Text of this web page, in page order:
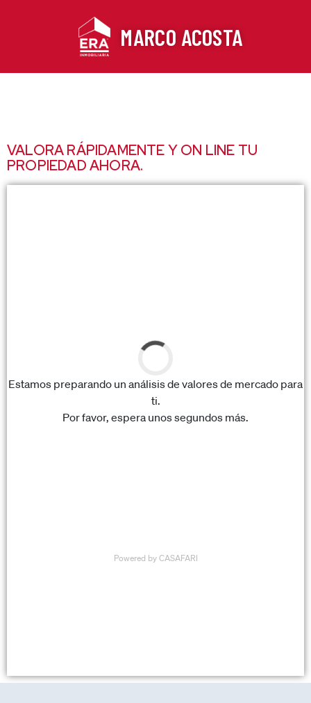
MARCO ACOSTA
VALORA RÁPIDAMENTE Y ON LINE TU
PROPIEDAD AHORA.